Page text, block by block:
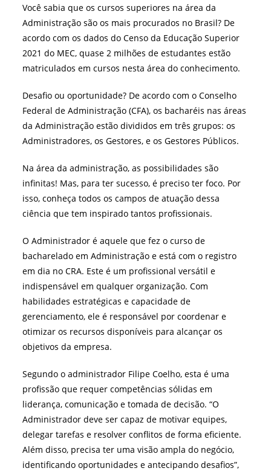
Você sabia que os cursos superiores na área da
Administração são os mais procurados no Brasil? De
acordo com os dados do Censo da Educação Superior
2021 do MEC, quase 2 milhões de estudantes estão
matriculados em cursos nesta área do conhecimento.
Desafio ou oportunidade? De acordo com o Conselho
Federal de Administração (CFA), os bacharéis nas áreas
da Administração estão divididos em três grupos: os
Administradores, os Gestores, e os Gestores Públicos.
Na área da administração, as possibilidades são
infinitas! Mas, para ter sucesso, é preciso ter foco. Por
isso, conheça todos os campos de atuação dessa
ciência que tem inspirado tantos profissionais.
O Administrador é aquele que fez o curso de
bacharelado em Administração e está com o registro
em dia no CRA. Este é um profissional versátil e
indispensável em qualquer organização. Com
habilidades estratégicas e capacidade de
gerenciamento, ele é responsável por coordenar e
otimizar os recursos disponíveis para alcançar os
objetivos da empresa.
Segundo o administrador Filipe Coelho, esta é uma
profissão que requer competências sólidas em
liderança, comunicação e tomada de decisão. “O
Administrador deve ser capaz de motivar equipes,
delegar tarefas e resolver conflitos de forma eficiente.
Além disso, precisa ter uma visão ampla do negócio,
identificando oportunidades e antecipando desafios”,